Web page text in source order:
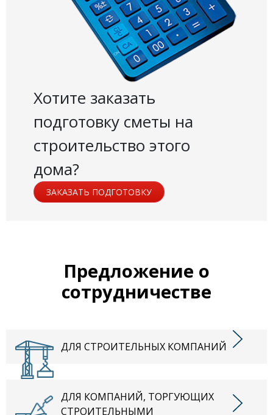
Хотите заказать
подготовку сметы на
строительство этого
дома?
ЗАКАЗАТЬ ПОДГОТОВКУ
Предложение о
сотрудничестве
ДЛЯ СТРОИТЕЛЬНЫХ КОМПАНИЙ
ДЛЯ КОМПАНИЙ, ТОРГУЮЩИХ
СТРОИТЕЛЬНЫМИ